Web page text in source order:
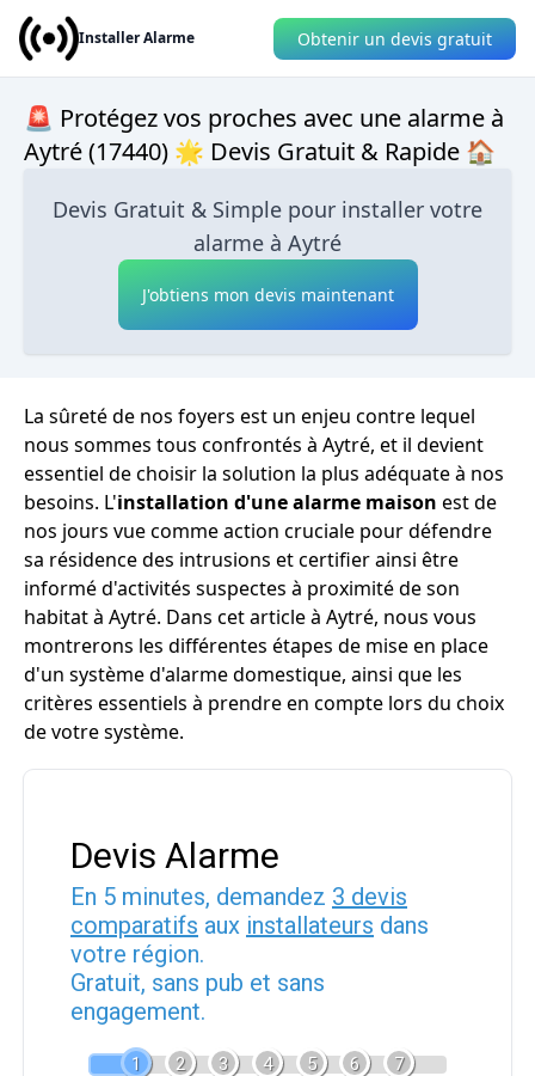
Installer Alarme Obtenir un devis gratuit
🚨 Protégez vos proches avec une alarme à
Aytré (17440) 🌟 Devis Gratuit & Rapide 🏠
Devis Gratuit & Simple pour installer votre
alarme à Aytré
J'obtiens mon devis maintenant
La sûreté de nos foyers est un enjeu contre lequel
nous sommes tous confrontés à Aytré, et il devient
essentiel de choisir la solution la plus adéquate à nos
besoins. L'installation d'une alarme maison est de
nos jours vue comme action cruciale pour défendre
sa résidence des intrusions et certifier ainsi être
informé d'activités suspectes à proximité de son
habitat à Aytré. Dans cet article à Aytré, nous vous
montrerons les différentes étapes de mise en place
d'un système d'alarme domestique, ainsi que les
critères essentiels à prendre en compte lors du choix
de votre système.
Devis Alarme
En 5 minutes, demandez 3 devis
comparatifs aux installateurs dans
votre région.
Gratuit, sans pub et sans
engagement.
1 2 3 4 5 6 7